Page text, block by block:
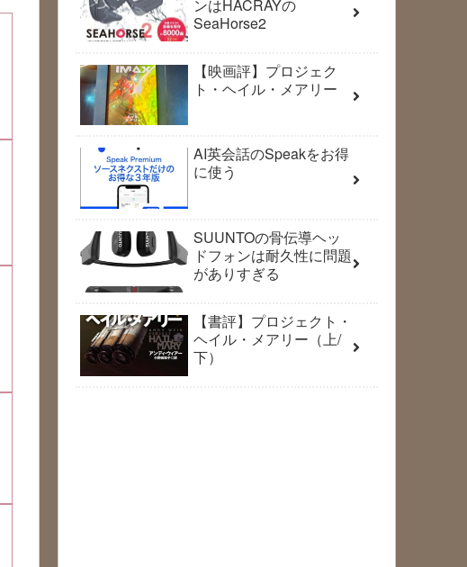
ンはHACRAYの
SeaHorse2
【映画評】プロジェク
ト・ヘイル・メアリー
AI英会話のSpeakをお得
に使う
SUUNTOの骨伝導ヘッ
ドフォンは耐久性に問題
がありすぎる
【書評】プロジェクト・
ヘイル・メアリー（上/
下）